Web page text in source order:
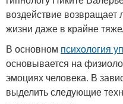
воздействие
жизни даже в крайне
В основном психология
основывается на
эмоциях человека. В
выделить следующие